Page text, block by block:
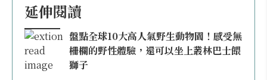
延伸閱讀
盤點全球10大高人氣野生動物園！感受無
柵欄的野性體驗，還可以坐上叢林巴士餵
獅子